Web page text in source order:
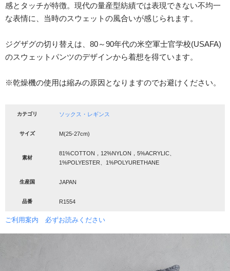
感とタッチが特徴。現代の量産型紡績では表現できない不均一
な表情に、当時のスウェットの風合いが感じられます。
ジグザグの切り替えは、80～90年代の米空軍士官学校(USAFA)
のスウェットパンツのデザインから着想を得ています。
※乾燥機の使用は縮みの原因となりますのでお避けください。
カテゴリ ソックス・レギンス
サイズ M(25-27cm)
素材
81%COTTON，12%NYLON，5%ACRYLIC、
1%POLYESTER、1%POLYURETHANE
生産国 JAPAN
品番 R1554
ご利用案内 必ずお読みください